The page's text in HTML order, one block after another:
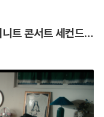
Second INVASION, 2022 / 인피니트 콘서트 세컨드 인베이전 에볼루션 더 무비 3D